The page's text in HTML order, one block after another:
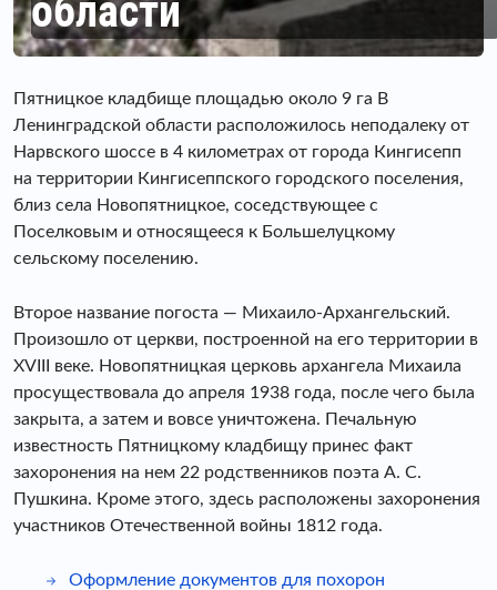
области
Пятницкое кладбище площадью около 9 га В
Ленинградской области расположилось неподалеку от
Нарвского шоссе в 4 километрах от города Кингисепп
на территории Кингисеппского городского поселения,
близ села Новопятницкое, соседствующее с
Поселковым и относящееся к Большелуцкому
сельскому поселению.
Второе название погоста — Михаило-Архангельский.
Произошло от церкви, построенной на его территории в
XVIII веке. Новопятницкая церковь архангела Михаила
просуществовала до апреля 1938 года, после чего была
закрыта, а затем и вовсе уничтожена. Печальную
известность Пятницкому кладбищу принес факт
захоронения на нем 22 родственников поэта А. С.
Пушкина. Кроме этого, здесь расположены захоронения
участников Отечественной войны 1812 года.
Оформление документов для похорон